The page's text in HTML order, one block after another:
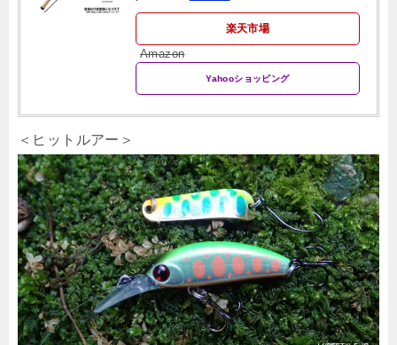
楽天市場
Amazon
Yahooショッピング
＜ヒットルアー＞